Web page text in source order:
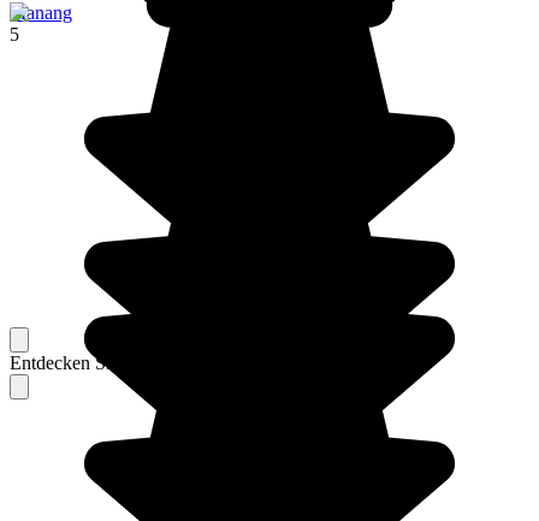
Manang
5
Entdecken Sie Berichte unserer erfahrenen Reisenden